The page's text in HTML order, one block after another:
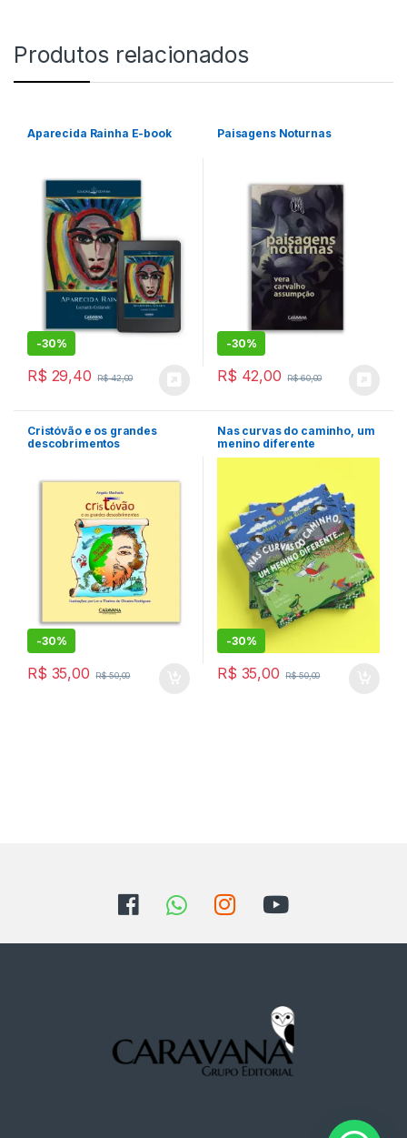
Produtos relacionados
Aparecida Rainha E-book
-30%
R$ 29,40 R$42,00
Paisagens Noturnas
-30%
R$ 42,00 R$60,00
Cristóvão e os grandes
descobrimentos
-30%
R$ 35,00 R$50,00
Nas curvas do caminho, um
menino diferente
-30%
R$ 35,00 R$50,00